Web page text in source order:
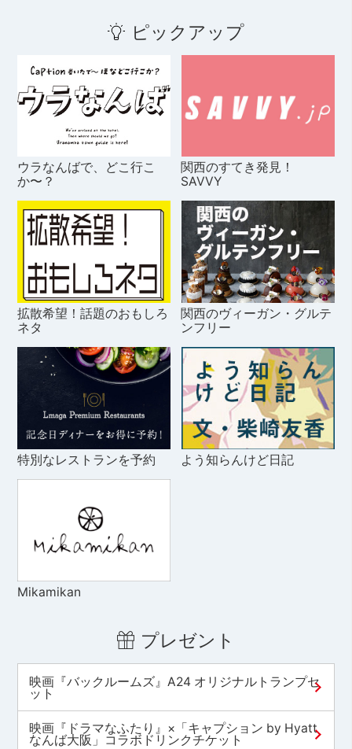
ピックアップ
ウラなんばで、どこ行こ
か〜？
関西のすてき発見！
SAVVY
拡散希望！話題のおもしろ
ネタ
関西のヴィーガン・グルテ
ンフリー
特別なレストランを予約 よう知らんけど日記
Mikamikan
プレゼント
映画『バックルームズ』A24 オリジナルトランプセ
ット
映画『ドラマなふたり』×「キャプション by Hyatt
なんば大阪」コラボドリンクチケット